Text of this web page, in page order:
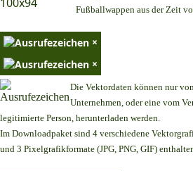
Fußballwappen aus der Zeit
×
×
Die Vektordaten können nur
Unternehmen, oder eine vom
legitimierte Person, herunterladen werden.
Im Downloadpaket sind 4 verschiedene
und 3 Pixelgrafikformate (JPG, PNG, GIF)